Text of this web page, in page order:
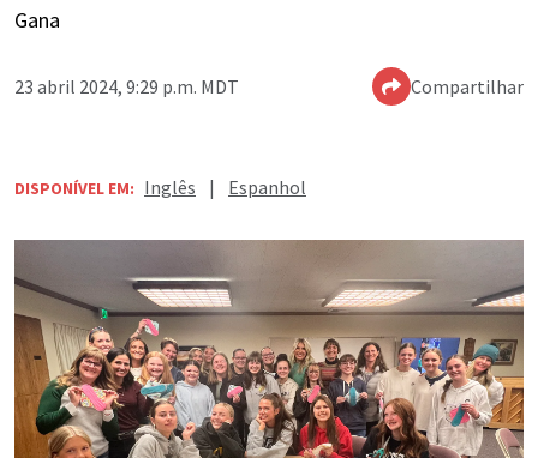
Gana
23 abril 2024, 9:29 p.m. MDT Compartilhar
DISPONÍVEL EM: Inglês | Espanhol